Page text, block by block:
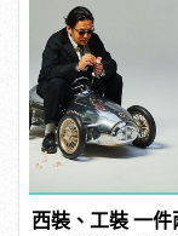
西裝、工裝 一